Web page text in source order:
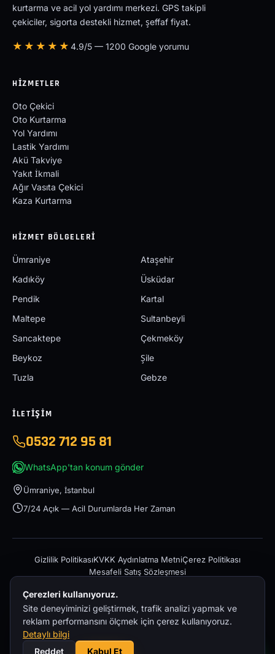
kurtarma ve acil yol yardımı merkezi. GPS takipli
çekiciler, sigorta destekli hizmet, şeffaf fiyat.
★★★★★ 4.9/5 — 1200 Google yorumu
HIZMETLER
Oto Çekici
Oto Kurtarma
Yol Yardımı
Lastik Yardımı
Akü Takviye
Yakıt İkmali
Ağır Vasıta Çekici
Kaza Kurtarma
HIZMET BÖLGELERI
Ümraniye
Ataşehir
Kadıköy
Üsküdar
Pendik
Kartal
Maltepe
Sultanbeyli
Sancaktepe
Çekmeköy
Beykoz
Şile
Tuzla
Gebze
İLETIŞIM
0532 712 95 81
WhatsApp'tan konum gönder
Ümraniye, İstanbul
7/24 Açık — Acil Durumlarda Her Zaman
Gizlilik PolitikasıKVKK Aydınlatma MetniÇerez Politikası
Mesafeli Satış Sözleşmesi
© 2026 İstanbul Acil Oto Çekici – 0532 712 95 81 — Tüm hakları
saklıdır.
Çerezleri kullanıyoruz.
Site deneyiminizi geliştirmek, trafik analizi yapmak ve
reklam performansını ölçmek için çerez kullanıyoruz.
Detaylı bilgi
Reddet
Kabul Et